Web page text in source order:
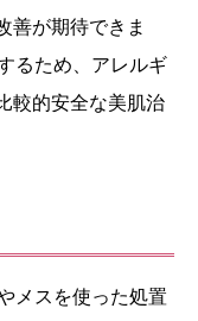
善が期待できま
るため、アレルギ
較的安全な美肌治
メスを使った処置